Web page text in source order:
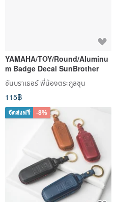
YAMAHA/TOY/Round/Aluminu
m Badge Decal SunBrother
ซันบราเธอร์ พี่น้องตระกูลซุน
115฿
จัดส่งฟรี -8%